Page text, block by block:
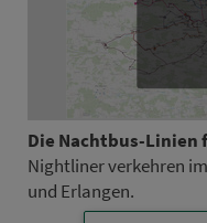
Die Nacht­bus-Linien
Nightliner ver­keh­ren
und Erlangen.